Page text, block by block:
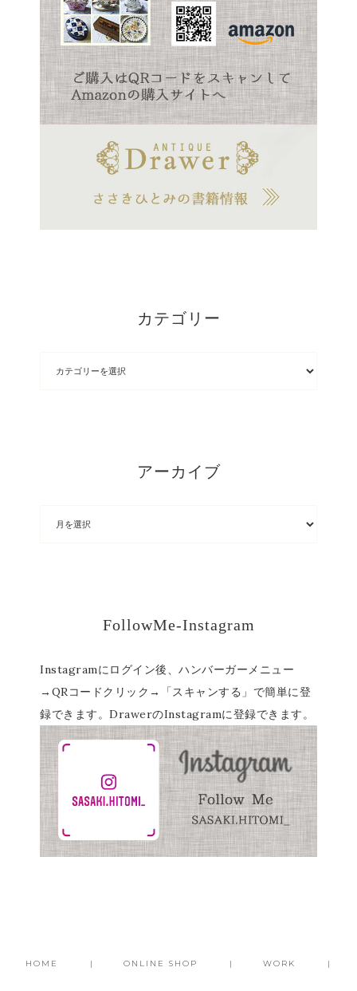
カテゴリー
アーカイブ
FollowMe-Instagram
Instagramにログイン後、ハンバーガーメニュー
→QRコードクリック→「スキャンする」で簡単に登
録できます。DrawerのInstagramに登録できます。
HOME ONLINE SHOP WORK